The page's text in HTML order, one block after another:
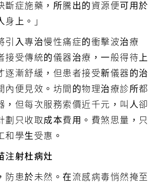
斷症施藥，所騰出的資源便可用於
身上。」
引入專治慢性痛症的衝擊波治療
接受傳統的儀器治療，一般得待上
逐漸舒緩，但患者接受新儀器的治
內便見效。坊間的物理治療診所都
，但每次服務索價近千元，叫人卻
劃只收取成本費用。費煞思量，只
和學生受惠。
注射杜病灶
防患於未然。在流感病毒悄然掩至